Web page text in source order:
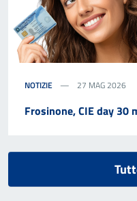
NOTIZIE 27 MAG 2026
Frosinone, CIE day 30